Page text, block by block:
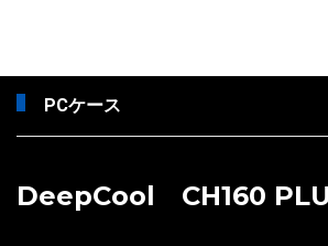
PCケース
DeepCool CH160